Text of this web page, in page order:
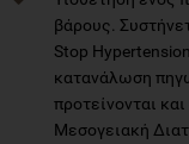
βάρους.
Stop
κατανάλωση
προτείνονται
Μεσογειακή